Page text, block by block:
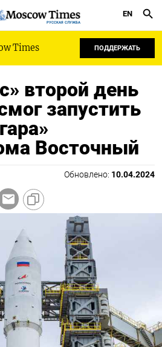
РУССКАЯ СЛУЖБА
EN
Times ПОДДЕРЖАТЬ
второй день
запустить
Восточный
Обновлено: 10.04.2024